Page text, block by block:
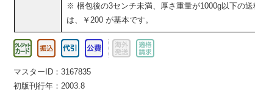
※ 梱包後の3センチ未満、厚さ重量が1000g以下の送
は、￥200 が基本です。
マスターID：3167835
初版刊行年：2003.8